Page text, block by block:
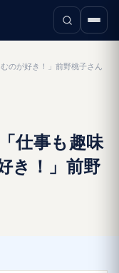
のが好き！」前野桃子さん
仕事も趣味
き！」前野